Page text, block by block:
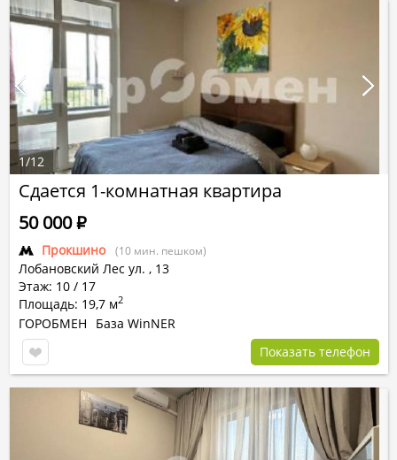
Сдается 1-комнатная квартира
Прокшино (10 мин. пешком)
Лобановский Лес ул. , 13
Этаж: 10 / 17
Площадь: 19,7 м2
50 000Р
ГОРОБМЕН
База WinNER
Показать телефон
1/12